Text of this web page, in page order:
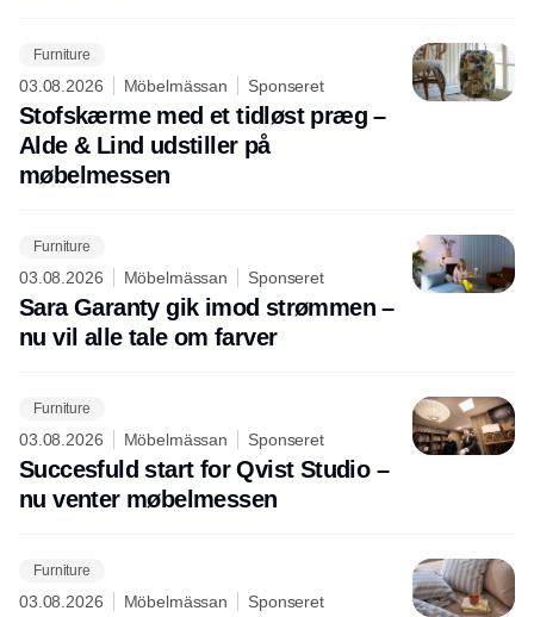
Furniture
03.08.2026 Möbelmässan Sponseret
Stofskærme med et tidløst præg –
Alde & Lind udstiller på
møbelmessen
Furniture
03.08.2026 Möbelmässan Sponseret
Sara Garanty gik imod strømmen –
nu vil alle tale om farver
Furniture
03.08.2026 Möbelmässan Sponseret
Succesfuld start for Qvist Studio –
nu venter møbelmessen
Furniture
03.08.2026 Möbelmässan Sponseret